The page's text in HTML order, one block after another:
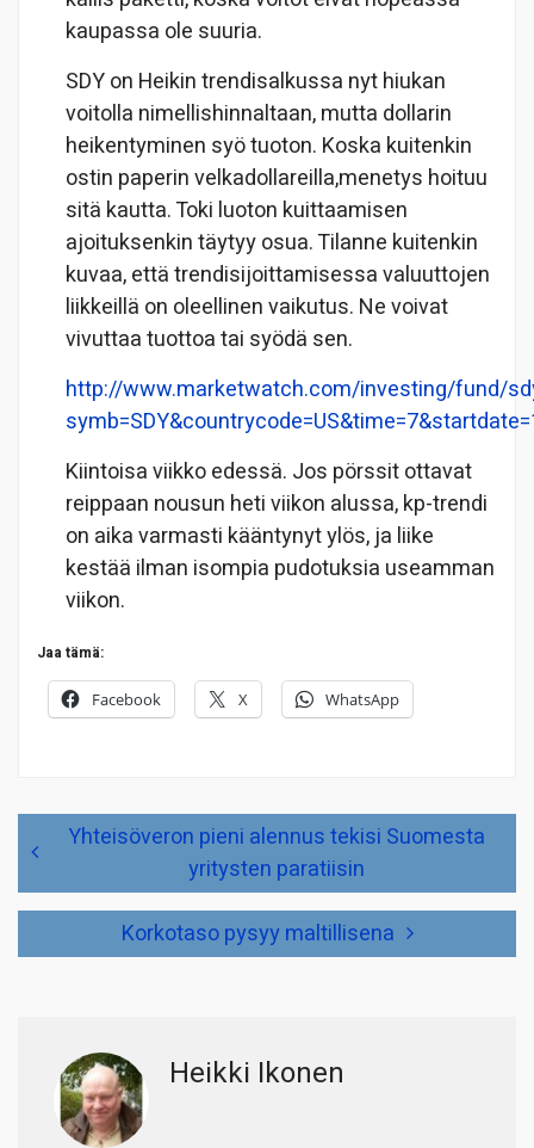
kaupassa ole suuria.
SDY on Heikin trendisalkussa nyt hiukan
voitolla nimellishinnaltaan, mutta dollarin
heikentyminen syö tuoton. Koska kuitenkin
ostin paperin velkadollareilla,menetys hoituu
sitä kautta. Toki luoton kuittaamisen
ajoituksenkin täytyy osua. Tilanne kuitenkin
kuvaa, että trendisijoittamisessa valuuttojen
liikkeillä on oleellinen vaikutus. Ne voivat
vivuttaa tuottoa tai syödä sen.
http://www.marketwatch.com/investing/fund/
Kiintoisa viikko edessä. Jos pörssit ottavat
reippaan nousun heti viikon alussa, kp-trendi
on aika varmasti kääntynyt ylös, ja liike
kestää ilman isompia pudotuksia useamman
viikon.
Jaa tämä:
Facebook X WhatsApp
Artikkelien
selaus Yhteisöveron pieni alennus tekisi Suomesta
yritysten paratiisin
Korkotaso pysyy maltillisena
Heikki Ikonen